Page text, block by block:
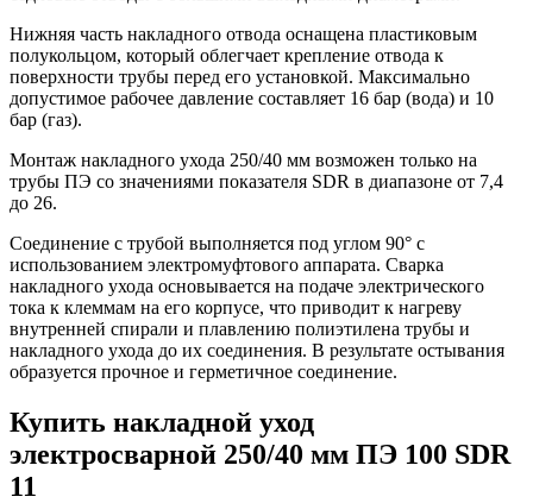
Нижняя часть накладного отвода оснащена пластиковым
полукольцом, который облегчает крепление отвода к
поверхности трубы перед его установкой. Максимально
допустимое рабочее давление составляет 16 бар (вода) и 10
бар (газ).
Монтаж накладного ухода 250/40 мм возможен только на
трубы ПЭ со значениями показателя SDR в диапазоне от 7,4
до 26.
Соединение с трубой выполняется под углом 90° с
использованием электромуфтового аппарата. Сварка
накладного ухода основывается на подаче электрического
тока к клеммам на его корпусе, что приводит к нагреву
внутренней спирали и плавлению полиэтилена трубы и
накладного ухода до их соединения. В результате остывания
образуется прочное и герметичное соединение.
Купить накладной уход
электросварной 250/40 мм ПЭ 100 SDR
11